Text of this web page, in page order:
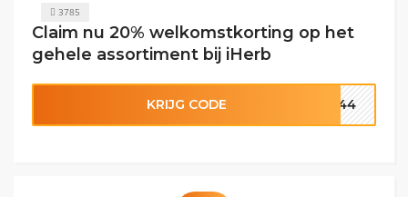
3785
Claim nu 20% welkomstkorting op het
gehele assortiment bij iHerb
KRIJG CODE 2844